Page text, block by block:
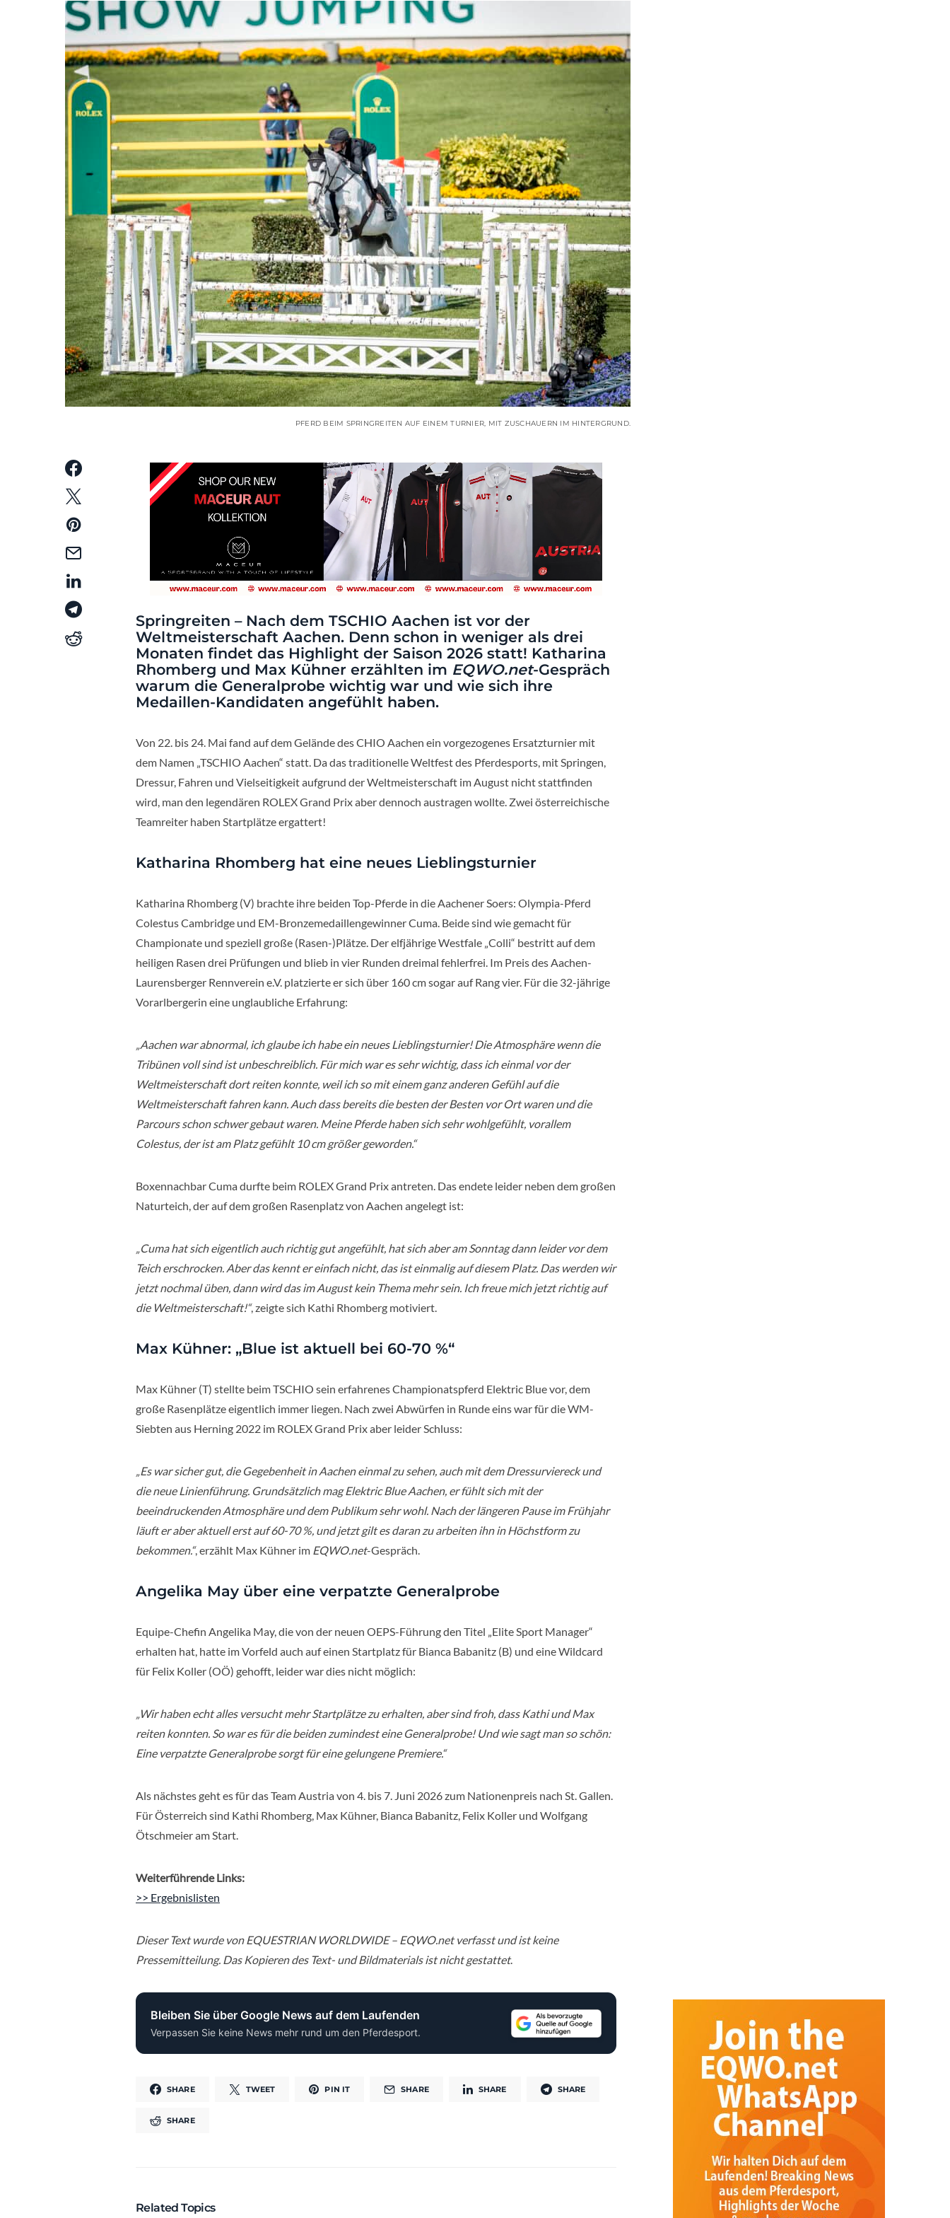
PFERD BEIM SPRINGREITEN AUF EINEM TURNIER, MIT ZUSCHAUERN IM HINTERGRUND.
Springreiten – Nach dem TSCHIO Aachen ist vor der
Weltmeisterschaft Aachen. Denn schon in weniger als drei
Monaten findet das Highlight der Saison 2026 statt! Katharina
Rhomberg und Max Kühner erzählten im EQWO.net-Gespräch
warum die Generalprobe wichtig war und wie sich ihre
Medaillen-Kandidaten angefühlt haben.
Von 22. bis 24. Mai fand auf dem Gelände des CHIO Aachen ein vorgezogenes Ersatzturnier mit
dem Namen „TSCHIO Aachen“ statt. Da das traditionelle Weltfest des Pferdesports, mit Springen,
Dressur, Fahren und Vielseitigkeit aufgrund der Weltmeisterschaft im August nicht stattfinden
wird, man den legendären ROLEX Grand Prix aber dennoch austragen wollte. Zwei österreichische
Teamreiter haben Startplätze ergattert!
Katharina Rhomberg hat eine neues Lieblingsturnier
Katharina Rhomberg (V) brachte ihre beiden Top-Pferde in die Aachener Soers: Olympia-Pferd
Colestus Cambridge und EM-Bronzemedaillengewinner Cuma. Beide sind wie gemacht für
Championate und speziell große (Rasen-)Plätze. Der elfjährige Westfale „Colli“ bestritt auf dem
heiligen Rasen drei Prüfungen und blieb in vier Runden dreimal fehlerfrei. Im Preis des Aachen-
Laurensberger Rennverein e.V. platzierte er sich über 160 cm sogar auf Rang vier. Für die 32-jährige
Vorarlbergerin eine unglaubliche Erfahrung:
„Aachen war abnormal, ich glaube ich habe ein neues Lieblingsturnier! Die Atmosphäre wenn die
Tribünen voll sind ist unbeschreiblich. Für mich war es sehr wichtig, dass ich einmal vor der
Weltmeisterschaft dort reiten konnte, weil ich so mit einem ganz anderen Gefühl auf die
Weltmeisterschaft fahren kann. Auch dass bereits die besten der Besten vor Ort waren und die
Parcours schon schwer gebaut waren. Meine Pferde haben sich sehr wohlgefühlt, vorallem
Colestus, der ist am Platz gefühlt 10 cm größer geworden.“
Boxennachbar Cuma durfte beim ROLEX Grand Prix antreten. Das endete leider neben dem großen
Naturteich, der auf dem großen Rasenplatz von Aachen angelegt ist:
„Cuma hat sich eigentlich auch richtig gut angefühlt, hat sich aber am Sonntag dann leider vor dem
Teich erschrocken. Aber das kennt er einfach nicht, das ist einmalig auf diesem Platz. Das werden wir
jetzt nochmal üben, dann wird das im August kein Thema mehr sein. Ich freue mich jetzt richtig auf
die Weltmeisterschaft!“, zeigte sich Kathi Rhomberg motiviert.
Max Kühner: „Blue ist aktuell bei 60-70 %“
Max Kühner (T) stellte beim TSCHIO sein erfahrenes Championatspferd Elektric Blue vor, dem
große Rasenplätze eigentlich immer liegen. Nach zwei Abwürfen in Runde eins war für die WM-
Siebten aus Herning 2022 im ROLEX Grand Prix aber leider Schluss:
„Es war sicher gut, die Gegebenheit in Aachen einmal zu sehen, auch mit dem Dressurviereck und
die neue Linienführung. Grundsätzlich mag Elektric Blue Aachen, er fühlt sich mit der
beeindruckenden Atmosphäre und dem Publikum sehr wohl. Nach der längeren Pause im Frühjahr
läuft er aber aktuell erst auf 60-70 %, und jetzt gilt es daran zu arbeiten ihn in Höchstform zu
bekommen.“, erzählt Max Kühner im EQWO.net-Gespräch.
Angelika May über eine verpatzte Generalprobe
Equipe-Chefin Angelika May, die von der neuen OEPS-Führung den Titel „Elite Sport Manager“
erhalten hat, hatte im Vorfeld auch auf einen Startplatz für Bianca Babanitz (B) und eine Wildcard
für Felix Koller (OÖ) gehofft, leider war dies nicht möglich:
„Wir haben echt alles versucht mehr Startplätze zu erhalten, aber sind froh, dass Kathi und Max
reiten konnten. So war es für die beiden zumindest eine Generalprobe! Und wie sagt man so schön:
Eine verpatzte Generalprobe sorgt für eine gelungene Premiere.“
Als nächstes geht es für das Team Austria von 4. bis 7. Juni 2026 zum Nationenpreis nach St. Gallen.
Für Österreich sind Kathi Rhomberg, Max Kühner, Bianca Babanitz, Felix Koller und Wolfgang
Ötschmeier am Start.
Weiterführende Links:
>> Ergebnislisten
Dieser Text wurde von EQUESTRIAN WORLDWIDE – EQWO.net verfasst und ist keine
Pressemitteilung. Das Kopieren des Text- und Bildmaterials ist nicht gestattet.
Bleiben Sie über Google News auf dem Laufenden
Verpassen Sie keine News mehr rund um den Pferdesport.
SHARE TWEET PIN IT SHARE SHARE SHARE
SHARE
Related Topics